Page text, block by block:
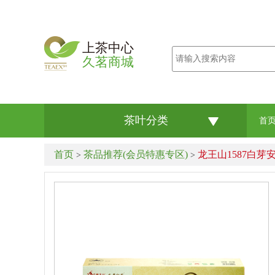
上茶中心
久茗商城
茶叶分类 首
首页 > 茶品推荐(会员特惠专区) > 龙王山1587白芽